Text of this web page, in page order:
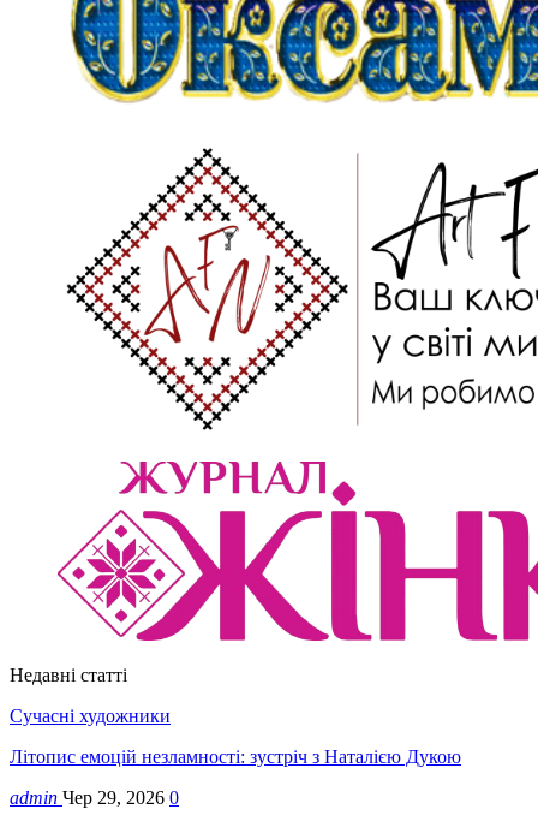
Недавні статті
Сучасні художники
Літопис емоцій незламності: зустріч з Наталією Дукою
admin Чер 29, 2026 0